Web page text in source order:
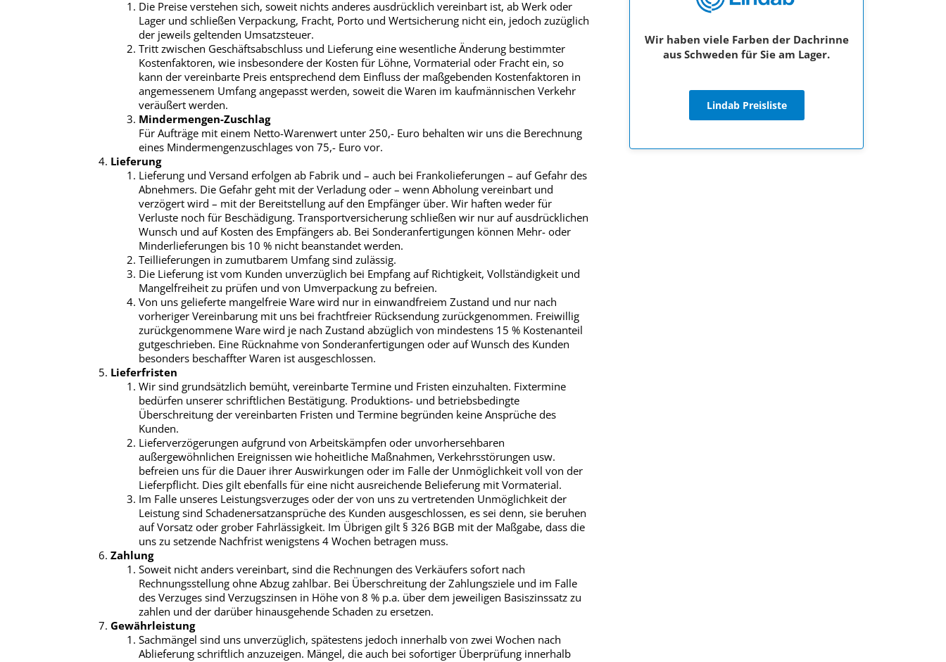
Die Preise verstehen sich, soweit nichts anderes ausdrücklich vereinbart ist, ab Werk oder
Lager und schließen Verpackung, Fracht, Porto und Wertsicherung nicht ein, jedoch zuzüglich
der jeweils geltenden Umsatzsteuer.
Tritt zwischen Geschäftsabschluss und Lieferung eine wesentliche Änderung bestimmter
Kostenfaktoren, wie insbesondere der Kosten für Löhne, Vormaterial oder Fracht ein, so
kann der vereinbarte Preis entsprechend dem Einfluss der maßgebenden Kostenfaktoren in
angemessenem Umfang angepasst werden, soweit die Waren im kaufmännischen Verkehr
veräußert werden.
Mindermengen-Zuschlag
Für Aufträge mit einem Netto-Warenwert unter 250,- Euro behalten wir uns die Berechnung
eines Mindermengenzuschlages von 75,- Euro vor.
Lieferung
Lieferung und Versand erfolgen ab Fabrik und – auch bei Frankolieferungen – auf Gefahr des
Abnehmers. Die Gefahr geht mit der Verladung oder – wenn Abholung vereinbart und
verzögert wird – mit der Bereitstellung auf den Empfänger über. Wir haften weder für
Verluste noch für Beschädigung. Transportversicherung schließen wir nur auf ausdrücklichen
Wunsch und auf Kosten des Empfängers ab. Bei Sonderanfertigungen können Mehr- oder
Minderlieferungen bis 10 % nicht beanstandet werden.
Teillieferungen in zumutbarem Umfang sind zulässig.
Die Lieferung ist vom Kunden unverzüglich bei Empfang auf Richtigkeit, Vollständigkeit und
Mangelfreiheit zu prüfen und von Umverpackung zu befreien.
Von uns gelieferte mangelfreie Ware wird nur in einwandfreiem Zustand und nur nach
vorheriger Vereinbarung mit uns bei frachtfreier Rücksendung zurückgenommen. Freiwillig
zurückgenommene Ware wird je nach Zustand abzüglich von mindestens 15 % Kostenanteil
gutgeschrieben. Eine Rücknahme von Sonderanfertigungen oder auf Wunsch des Kunden
besonders beschaffter Waren ist ausgeschlossen.
Lieferfristen
Wir sind grundsätzlich bemüht, vereinbarte Termine und Fristen einzuhalten. Fixtermine
bedürfen unserer schriftlichen Bestätigung. Produktions- und betriebsbedingte
Überschreitung der vereinbarten Fristen und Termine begründen keine Ansprüche des
Kunden.
Lieferverzögerungen aufgrund von Arbeitskämpfen oder unvorhersehbaren
außergewöhnlichen Ereignissen wie hoheitliche Maßnahmen, Verkehrsstörungen usw.
befreien uns für die Dauer ihrer Auswirkungen oder im Falle der Unmöglichkeit voll von der
Lieferpflicht. Dies gilt ebenfalls für eine nicht ausreichende Belieferung mit Vormaterial.
Im Falle unseres Leistungsverzuges oder der von uns zu vertretenden Unmöglichkeit der
Leistung sind Schadenersatzansprüche des Kunden ausgeschlossen, es sei denn, sie beruhen
auf Vorsatz oder grober Fahrlässigkeit. Im Übrigen gilt § 326 BGB mit der Maßgabe, dass die
uns zu setzende Nachfrist wenigstens 4 Wochen betragen muss.
Zahlung
Soweit nicht anders vereinbart, sind die Rechnungen des Verkäufers sofort nach
Rechnungsstellung ohne Abzug zahlbar. Bei Überschreitung der Zahlungsziele und im Falle
des Verzuges sind Verzugszinsen in Höhe von 8 % p.a. über dem jeweiligen Basiszinssatz zu
zahlen und der darüber hinausgehende Schaden zu ersetzen.
Gewährleistung
Sachmängel sind uns unverzüglich, spätestens jedoch innerhalb von zwei Wochen nach
Ablieferung schriftlich anzuzeigen. Mängel, die auch bei sofortiger Überprüfung innerhalb
Wir haben viele Farben der Dachrinne
aus Schweden für Sie am Lager.
Lindab Preisliste